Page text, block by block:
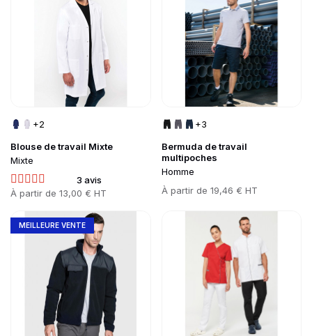
Blouse de travail Mixte
Mixte
3 avis
Prix
À partir de 13,00 € HT
+2
Bermuda de travail
multipoches
Homme
Prix
À partir de 19,46 € HT
+3
MEILLEURE VENTE
Go to product page Go to product page